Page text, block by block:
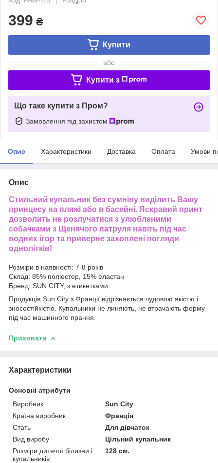
399 ₴
Купити
або
Купити з
Що таке купити з Пром?
Замовлення під захистом
Опис Характеристики Доставка Оплата Умови
Опис
Стильний купальник без сумніву виділить Вашу
принцесу на пляжі або в басейні. Яскравий принт
дозволить не розлучатися з улюбленими
собачками з Щенячого патруля навіть під час
водних ігор та приверне захоплені погляди
однолітків!
Розміри в наявності: 7-8 років
Склад: 85% поліестер, 15% еластан
Бренд: SUN CITY, з етикетками
Продукція Sun City з Франції відрізняється чудовою якістю і
зносостійкістю. Купальники не линяють, не втрачають форму
під час машинного прання.
Приховати
Характеристики
Основні атрибути
Виробник
Sun City
Країна виробник
Франція
Стать
Для дівчаток
Вид виробу
Цільний купальник
Розміри дитячої білизни і
купальників
128 см.